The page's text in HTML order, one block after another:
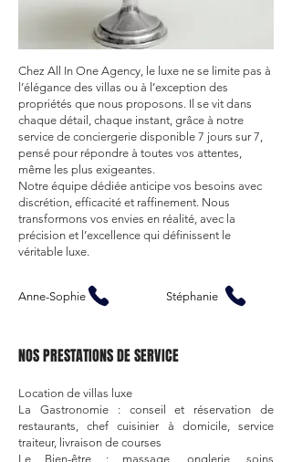
Chez All In One Agency, le luxe ne se limite pas à
l’élégance des villas ou à l’exception des
propriétés que nous proposons. Il se vit dans
chaque détail, chaque instant, grâce à notre
service de conciergerie disponible 7 jours sur 7,
pensé pour répondre à toutes vos attentes,
même les plus exigeantes.
Notre équipe dédiée anticipe vos besoins avec
discrétion, efficacité et raffinement. Nous
transformons vos envies en réalité, avec la
précision et l’excellence qui définissent le
véritable luxe.
Anne-Sophie Stéphanie
NOS PRESTATIONS DE SERVICE ​
Location de villas luxe
La Gastronomie : conseil et réservation de
restaurants, chef cuisinier à domicile, service
traiteur, livraison de courses
Le Bien-être : massage, onglerie, soins